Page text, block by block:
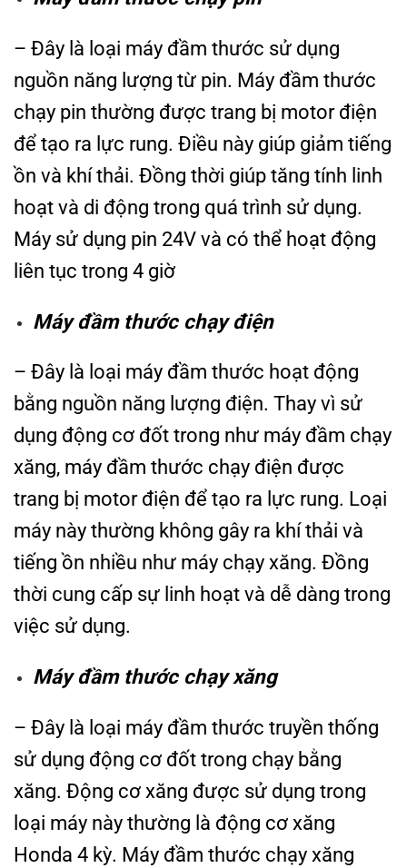
– Đây là loại máy đầm thước sử dụng
nguồn năng lượng từ pin. Máy đầm thước
chạy pin thường được trang bị motor điện
để tạo ra lực rung. Điều này giúp giảm tiếng
ồn và khí thải. Đồng thời giúp tăng tính linh
hoạt và di động trong quá trình sử dụng.
Máy sử dụng pin 24V và có thể hoạt động
liên tục trong 4 giờ
Máy đầm thước chạy điện
– Đây là loại máy đầm thước hoạt động
bằng nguồn năng lượng điện. Thay vì sử
dụng động cơ đốt trong như máy đầm chạy
xăng, máy đầm thước chạy điện được
trang bị motor điện để tạo ra lực rung. Loại
máy này thường không gây ra khí thải và
tiếng ồn nhiều như máy chạy xăng. Đồng
thời cung cấp sự linh hoạt và dễ dàng trong
việc sử dụng.
Máy đầm thước chạy xăng
– Đây là loại máy đầm thước truyền thống
sử dụng động cơ đốt trong chạy bằng
xăng. Động cơ xăng được sử dụng trong
loại máy này thường là động cơ xăng
Honda 4 kỳ. Máy đầm thước chạy xăng